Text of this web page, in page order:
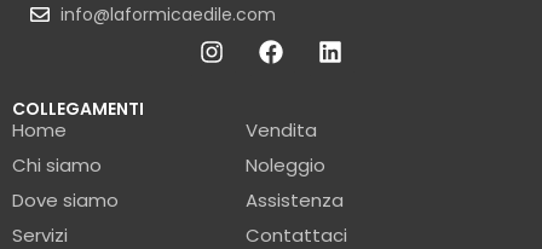
info@laformicaedile.com
COLLEGAMENTI
Home
Chi siamo
Dove siamo
Servizi
Vendita
Noleggio
Assistenza
Contattaci